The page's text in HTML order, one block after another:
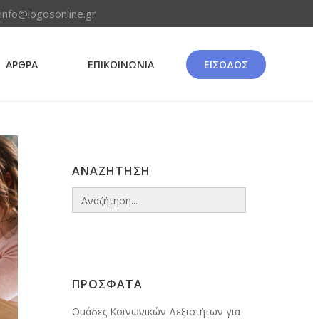
info@logosonline.gr
ΑΡΘΡΑ ΕΠΙΚΟΙΝΩΝΙΑ ΕΙΣΟΔΟΣ
ΑΝΑΖΗΤΗΣΗ
Search
for:
ΠΡΟΣΦΑΤΑ
Ομάδες Κοινωνικών Δεξιοτήτων για